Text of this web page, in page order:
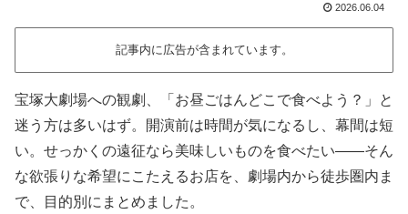
2026.06.04
記事内に広告が含まれています。
宝塚大劇場への観劇、「お昼ごはんどこで食べよう？」と
迷う方は多いはず。開演前は時間が気になるし、幕間は短
い。せっかくの遠征なら美味しいものを食べたい——そん
な欲張りな希望にこたえるお店を、劇場内から徒歩圏内ま
で、目的別にまとめました。